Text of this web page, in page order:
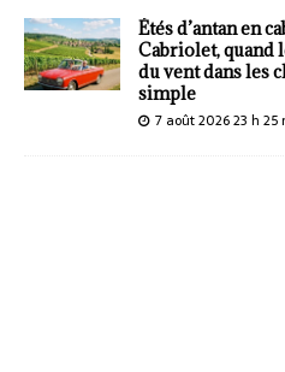
Étés d’antan en
Cabriolet, quand
du vent dans les
simple
7 août 2026 23 h 25